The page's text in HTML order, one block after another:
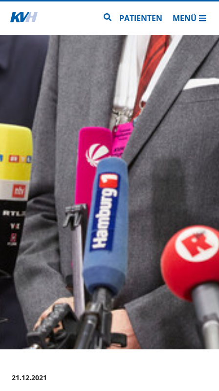
Zur Startseite Zur Seitensuche
PATIENTEN MENÜ
21.12.2021